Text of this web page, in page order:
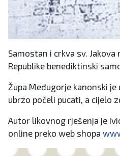
Samostan i crkva sv.
Republike benediktinski
Župa Međugorje kanonski
ubrzo počeli pucati, a cijelo
Autor likovnog rješenja je
online preko web shopa